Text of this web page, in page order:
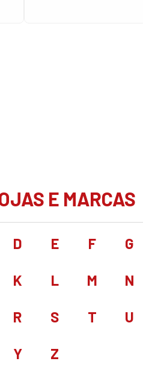
E MARCAS
D E F G
K L M N
R S T U
Y Z